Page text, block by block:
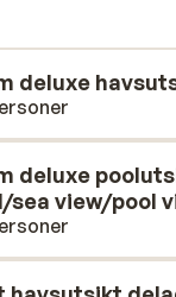
incheckningen i
på en mogen
på 16 år. Koppla
står
ditt parasoll
dopp
Hotellet
lätt variera dina
fokuset på en
deluxe
deluxe
sea view/pool